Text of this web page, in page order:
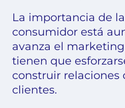
La importancia de
consumidor está
avanza el
tienen que
construir relaciones
clientes.